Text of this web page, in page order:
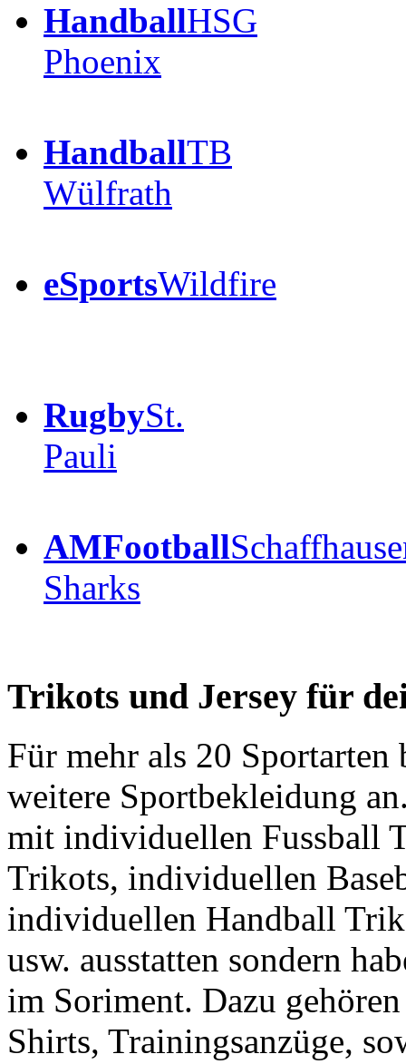
HandballHSG
Phoenix
HandballTB
Wülfrath
eSportsWildfire
RugbySt.
Pauli
AMFootball
Sharks
Trikots und Jersey für
Für mehr als 20
weitere Sportbekleidung
mit individuellen Fussball
Trikots, individuellen
individuellen Handball
usw. ausstatten sondern
im Soriment. Dazu
Shirts, Trainingsanzüge,